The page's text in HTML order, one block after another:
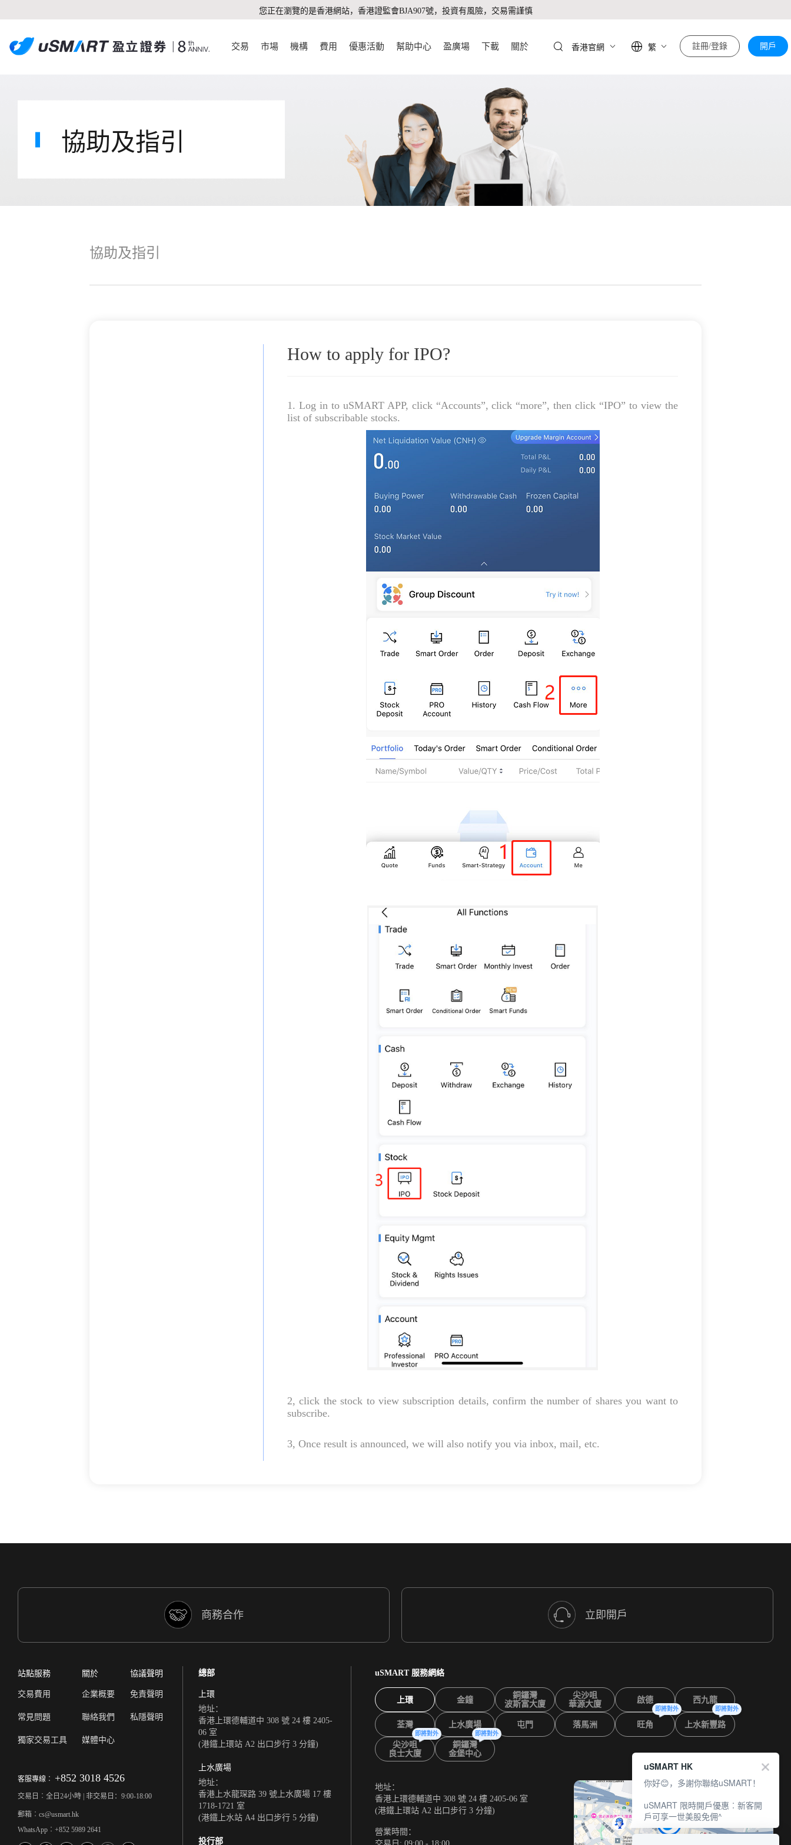
您正在瀏覽的是香港網站，香港證監會BJA907號，投資有風險，交易需謹慎
交易 市場 機構 費用 優惠活動 幫助中心 盈廣場 下載 關於 香港官網 繁 註冊/登錄 開戶
協助及指引
協助及指引
How to apply for IPO?
1. Log in to uSMART APP, click “Accounts”, click “more”, then click “IPO” to view the
list of subscribable stocks.
2, click the stock to view subscription details, confirm the number of shares you want to
subscribe.
3, Once result is announced, we will also notify you via inbox, mail, etc.
商務合作 立即開戶
站點服務
交易費用
常見問題
獨家交易工具
關於
企業概要
聯絡我們
媒體中心
協議聲明
免責聲明
私隱聲明
客服專線︰ +852 3018 4526
交易日︰全日24小時 | 非交易日：9:00-18:00
郵箱︰cs@usmart.hk
WhatsApp︰+852 5989 2641
總部
上環
地址：
香港上環德輔道中 308 號 24 樓 2405-
06 室
(港鐵上環站 A2 出口步行 3 分鐘)
上水廣場
地址：
香港上水龍琛路 39 號上水廣場 17 樓
1718-1721 室
(港鐵上水站 A4 出口步行 5 分鐘)
投行部
uSMART 服務網絡
上環 金鐘
銅鑼灣
波斯富大廈
尖沙咀
華源大廈
啟德 西九龍
荃灣 上水廣場 屯門 落馬洲 旺角
即將對外
上水新豐路
即將對外
尖沙咀
良士大廈
即將對外
銅鑼灣
金堡中心
即將對外
地址：
香港上環德輔道中 308 號 24 樓 2405-06 室
(港鐵上環站 A2 出口步行 3 分鐘)
營業時間：
uSMART HK
你好😊，多謝你聯絡uSMART！
uSMART 限時開戶優惠︰新客開
戶可享一世美股免佣^